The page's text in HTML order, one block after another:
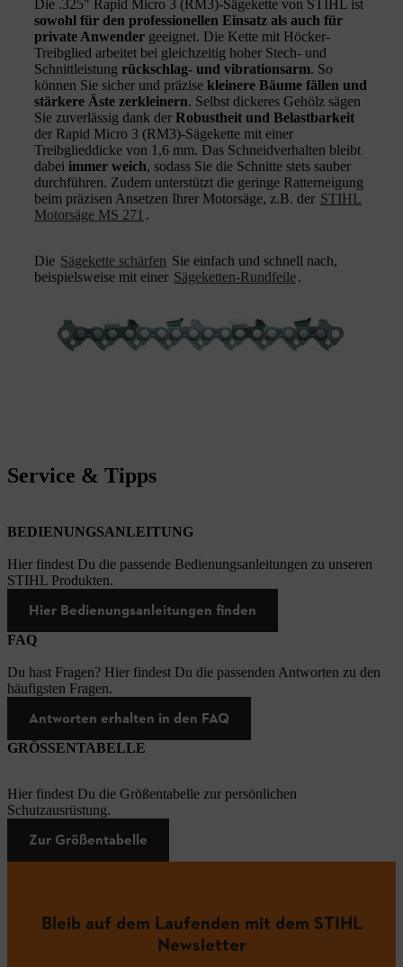
Die .325" Rapid Micro 3 (RM3)-Sägekette von STIHL ist
sowohl für den professionellen Einsatz als auch für
private Anwender geeignet. Die Kette mit Höcker-
Treibglied arbeitet bei gleichzeitig hoher Stech- und
Schnittleistung rückschlag- und vibrationsarm. So
können Sie sicher und präzise kleinere Bäume fällen und
stärkere Äste zerkleinern. Selbst dickeres Gehölz sägen
Sie zuverlässig dank der Robustheit und Belastbarkeit
der Rapid Micro 3 (RM3)-Sägekette mit einer
Treibglieddicke von 1,6 mm. Das Schneidverhalten bleibt
dabei immer weich, sodass Sie die Schnitte stets sauber
durchführen. Zudem unterstützt die geringe Ratterneigung
beim präzisen Ansetzen Ihrer Motorsäge, z.B. der STIHL
Motorsäge MS 271 .
Die Sägekette schärfen Sie einfach und schnell nach,
beispielsweise mit einer Sägeketten-Rundfeile.
Service & Tipps
BEDIENUNGSANLEITUNG
Hier findest Du die passende Bedienungsanleitungen zu unseren
STIHL Produkten.
Hier Bedienungsanleitungen finden
FAQ
Du hast Fragen? Hier findest Du die passenden Antworten zu den
häufigsten Fragen.
Antworten erhalten in den FAQ
GRÖSSENTABELLE
Hier findest Du die Größentabelle zur persönlichen
Schutzausrüstung.
Zur Größentabelle
Bleib auf dem Laufenden mit dem STIHL
Newsletter